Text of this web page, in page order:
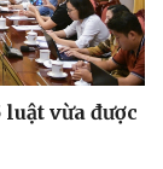
vừa được